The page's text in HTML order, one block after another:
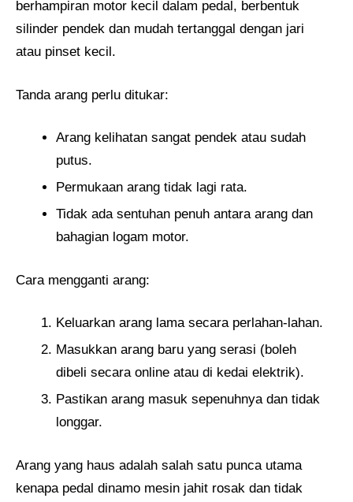
berhampiran motor kecil dalam pedal, berbentuk
silinder pendek dan mudah tertanggal dengan jari
atau pinset kecil.
Tanda arang perlu ditukar:
Arang kelihatan sangat pendek atau sudah
putus.
Permukaan arang tidak lagi rata.
Tidak ada sentuhan penuh antara arang dan
bahagian logam motor.
Cara mengganti arang:
Keluarkan arang lama secara perlahan-lahan.
Masukkan arang baru yang serasi (boleh
dibeli secara online atau di kedai elektrik).
Pastikan arang masuk sepenuhnya dan tidak
longgar.
Arang yang haus adalah salah satu punca utama
kenapa pedal dinamo mesin jahit rosak dan tidak